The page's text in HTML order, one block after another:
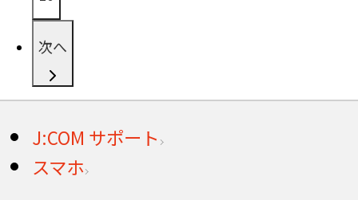
次へ
J:COM サポート
スマホ